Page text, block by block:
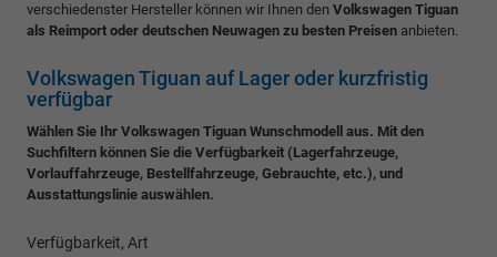
verschiedenster Hersteller können wir Ihnen den Volkswagen Tiguan
als Reimport oder deutschen Neuwagen zu besten Preisen anbieten.
Volkswagen Tiguan auf Lager oder kurzfristig
verfügbar
Wählen Sie Ihr Volkswagen Tiguan Wunschmodell aus. Mit den
Suchfiltern können Sie die Verfügbarkeit (Lagerfahrzeuge,
Vorlauffahrzeuge, Bestellfahrzeuge, Gebrauchte, etc.), und
Ausstattungslinie auswählen.
Verfügbarkeit, Art